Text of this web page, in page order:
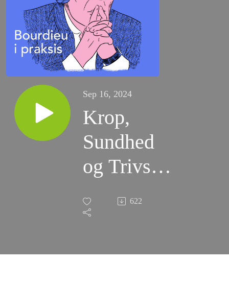
Sep 16, 2024
Krop,
Sundhed
og Trivsel
i Skolen
med
622